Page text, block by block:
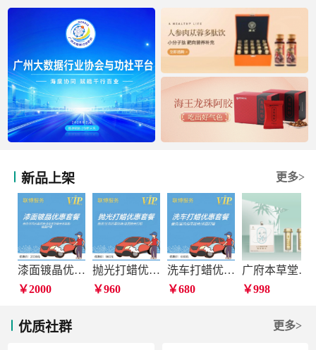
新品上架 更多>
漆面镀晶优惠套餐
￥2000
抛光打蜡优惠套餐
￥960
洗车打蜡优惠套餐
￥680
广府本草堂元宝枫神经酸凝胶糖果
￥998
优质社群 更多>